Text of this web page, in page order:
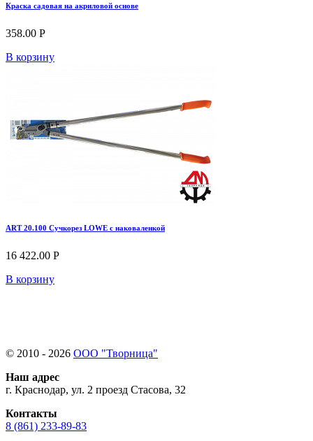
Краска садовая на акриловой основе
358.00 Р
В корзину
ART 20.100 Сучкорез LOWE с наковаленкой
16 422.00 Р
В корзину
© 2010 - 2026 ООО "Творница"
Наш адрес
г. Краснодар, ул. 2 проезд Стасова, 32
Контакты
8 (861) 233-89-83